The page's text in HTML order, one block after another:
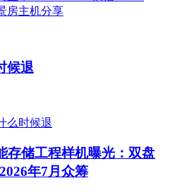
候退
存储工程样机曝光：双盘
年7月众筹